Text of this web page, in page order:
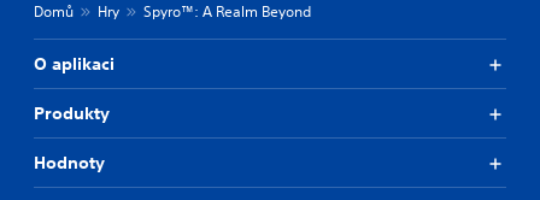
Domů Hry Spyro™: A Realm Beyond
O aplikaci
Produkty
Hodnoty